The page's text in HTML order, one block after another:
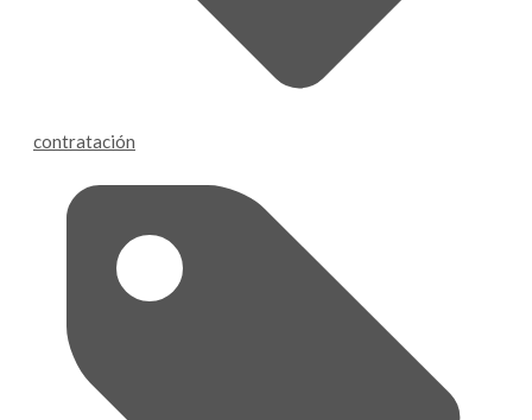
contratación